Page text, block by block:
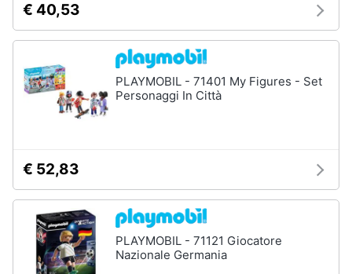
€ 40,53
PLAYMOBIL - 71401 My Figures - Set
Personaggi In Città
€ 52,83
PLAYMOBIL - 71121 Giocatore
Nazionale Germania